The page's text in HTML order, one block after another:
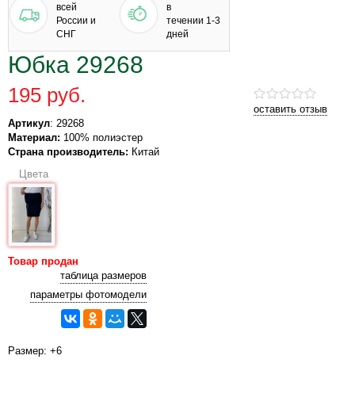
всей
России и
СНГ
в
течении 1-3
дней
Юбка 29268
оставить отзыв
195 руб.
Артикул: 29268
Материал: 100% полиэстер
Страна производитель: Китай
Цвета
Товар продан
таблица размеров
параметры фотомодели
Размер: +6